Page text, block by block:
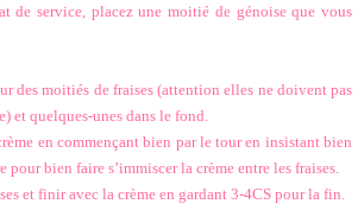
de service, placez une moitié de génoise que vous
des moitiés de fraises (attention elles ne doivent pas
et quelques-unes dans le fond.
en commençant bien par le tour en insistant bien
pour bien faire s’immiscer la crème entre les fraises.
et finir avec la crème en gardant 3-4CS pour la fin.